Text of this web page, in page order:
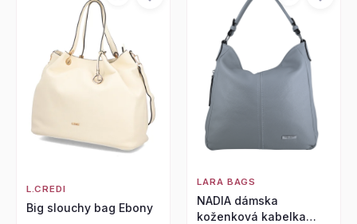
L.CREDI
Big slouchy bag Ebony
LARA BAGS
NADIA dámska
koženková kabelka